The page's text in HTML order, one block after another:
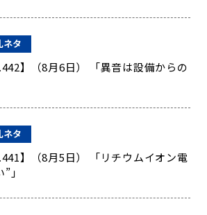
ネタ
】（8月6日） 「異音は設備からの
ネタ
】（8月5日） 「リチウムイオン電
」